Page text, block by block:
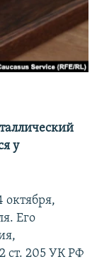
у
Его
ст. 205 УК РФ